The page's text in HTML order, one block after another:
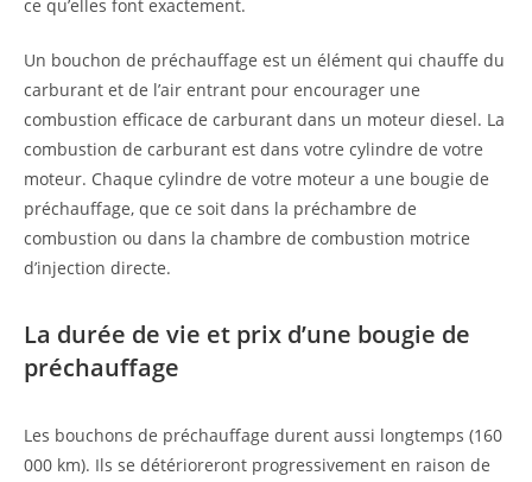
ce qu’elles font exactement.
Un bouchon de préchauffage est un élément qui chauffe du
carburant et de l’air entrant pour encourager une
combustion efficace de carburant dans un moteur diesel. La
combustion de carburant est dans votre cylindre de votre
moteur. Chaque cylindre de votre moteur a une bougie de
préchauffage, que ce soit dans la préchambre de
combustion ou dans la chambre de combustion motrice
d’injection directe.
La durée de vie et prix d’une bougie de
préchauffage
Les bouchons de préchauffage durent aussi longtemps (160
000 km). Ils se détérioreront progressivement en raison de